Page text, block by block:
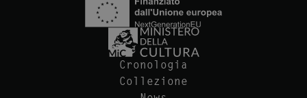
Cronologia
Collezione